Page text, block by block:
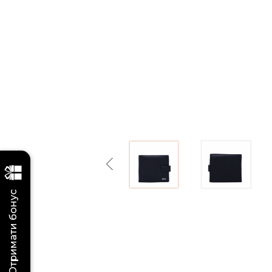
Previous
Отримати бонус